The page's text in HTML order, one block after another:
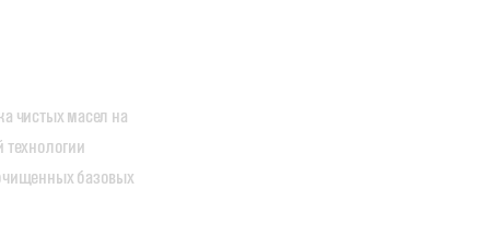
чистых масел на
технологии
базовых